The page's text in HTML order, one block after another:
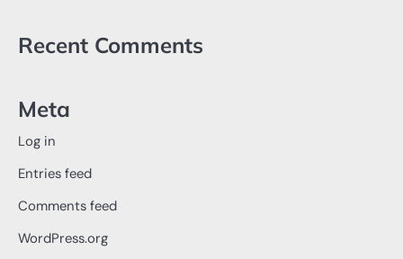
Recent Comments
Meta
Log in
Entries feed
Comments feed
WordPress.org